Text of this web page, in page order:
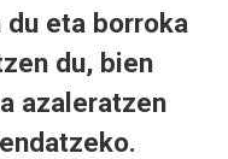
eta borroka
du, bien
azaleratzen